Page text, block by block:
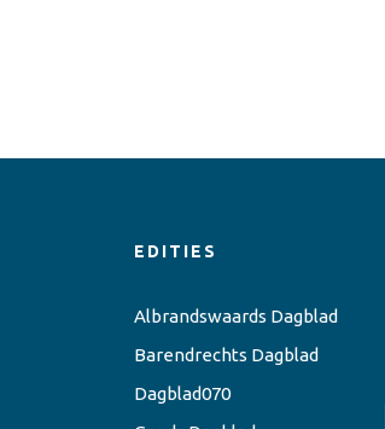
EDITIES
Albrandswaards Dagblad
Barendrechts Dagblad
Dagblad070